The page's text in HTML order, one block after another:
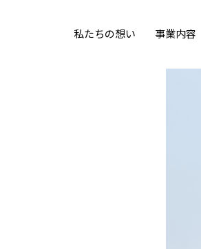
私たちの想い 事業内容